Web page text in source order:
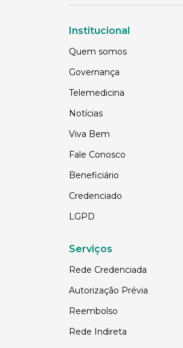
Institucional
Quem somos
Governança
Telemedicina
Notícias
Viva Bem
Fale Conosco
Beneficiário
Credenciado
LGPD
Serviços
Rede Credenciada
Autorização Prévia
Reembolso
Rede Indireta